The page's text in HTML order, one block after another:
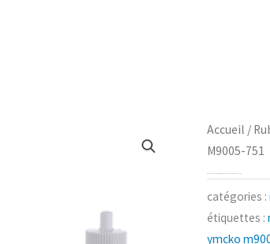
Accueil /
M9005-751
RUBAN MAGICARD COULEUR LC1 YMCKO M9005-751
catégories :
étiquettes :
ymcko